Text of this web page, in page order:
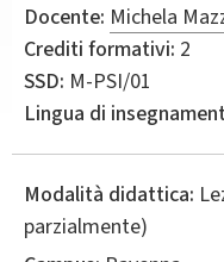
Docente: Michela
Crediti formativi: 2
SSD: M-PSI/01
Lingua di
Modalità didattica:
parzialmente)